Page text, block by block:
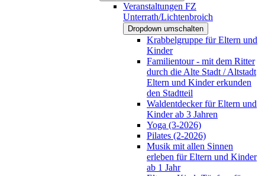
Veranstaltungen FZ
Unterrath/Lichtenbroich
Dropdown umschalten
Krabbelgruppe für Eltern und
Kinder
Familientour - mit dem Ritter
durch die Alte Stadt / Altstadt
Eltern und Kinder erkunden
den Stadtteil
Waldentdecker für Eltern und
Kinder ab 3 Jahren
Yoga (3-2026)
Pilates (2-2026)
Musik mit allen Sinnen
erleben für Eltern und Kinder
ab 1 Jahr